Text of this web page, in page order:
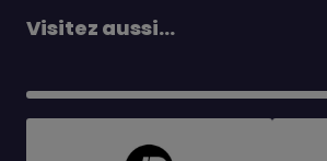
Visitez aussi...